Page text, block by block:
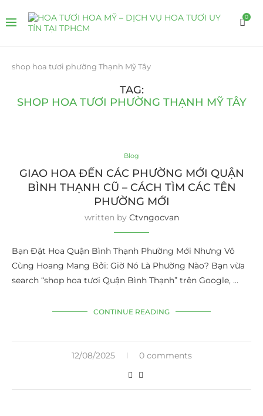
0
shop hoa tươi phường Thạnh Mỹ Tây
TAG:
SHOP HOA TƯƠI PHƯỜNG THẠNH MỸ TÂY
Blog
GIAO HOA ĐẾN CÁC PHƯỜNG MỚI QUẬN
BÌNH THẠNH CŨ – CÁCH TÌM CÁC TÊN
PHƯỜNG MỚI
written by Ctvngocvan
Bạn Đặt Hoa Quận Bình Thạnh Phường Mới Nhưng Vô
Cùng Hoang Mang Bởi: Giờ Nó Là Phường Nào? Bạn vừa
search “shop hoa tươi Quận Bình Thạnh” trên Google, …
CONTINUE READING
12/08/2025 0 comments